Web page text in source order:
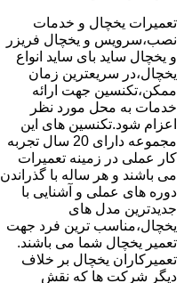
تعمیرات یخچال و خدمات
نصب،سرویس و یخچال فریزر
و یخچال ساید بای ساید انواع
یخچال،در سریعترین زمان
ممکن،تکنسین جهت ارائه
خدمات به محل مورد نظر
اعزام شود.تکنسین های این
مجموعه دارای 20 سال تجربه
کار عملی در زمینه تعمیرات
می باشند و هر ساله با گذراندن
دوره های عملی و آشنایی با
جدیدترین مدل های
یخچال،مناسب ترین فرد جهت
تعمیر یخچال شما می باشند.
تعمیرکاران یخچال بر خلاف
دیگر شرکت ها که نقش